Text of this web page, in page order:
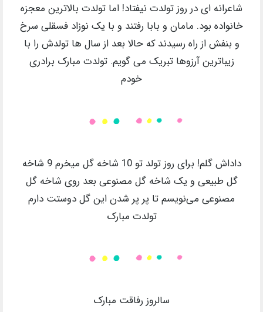
شاعرانه ای در روز تولدت نیفتاد! اما تولدت بالاترین معجزه
خانواده بود. مامان و بابا رفتند و با یک نوزاد فسقلی سرخ
و بنفش از راه رسیدند که حالا بعد از سال ها تولدش را با
زیباترین آرزوها تبریک می گویم. تولدت مبارک برادری
خودم
داداش گلم! برای روز تولد تو 10 شاخه گل میخرم 9 شاخه
گل طبیعی و یک شاخه گل مصنوعی بعد روی شاخه گل
مصنوعی می‌نویسم تا پر پر شدن این گل دوستت دارم
تولدت مبارک
سالروز رفاقت مبارک